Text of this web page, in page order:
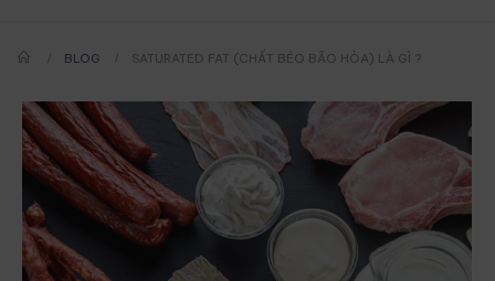
BLOG SATURATED FAT (CHẤT BÉO BÃO HÒA) LÀ GÌ ?